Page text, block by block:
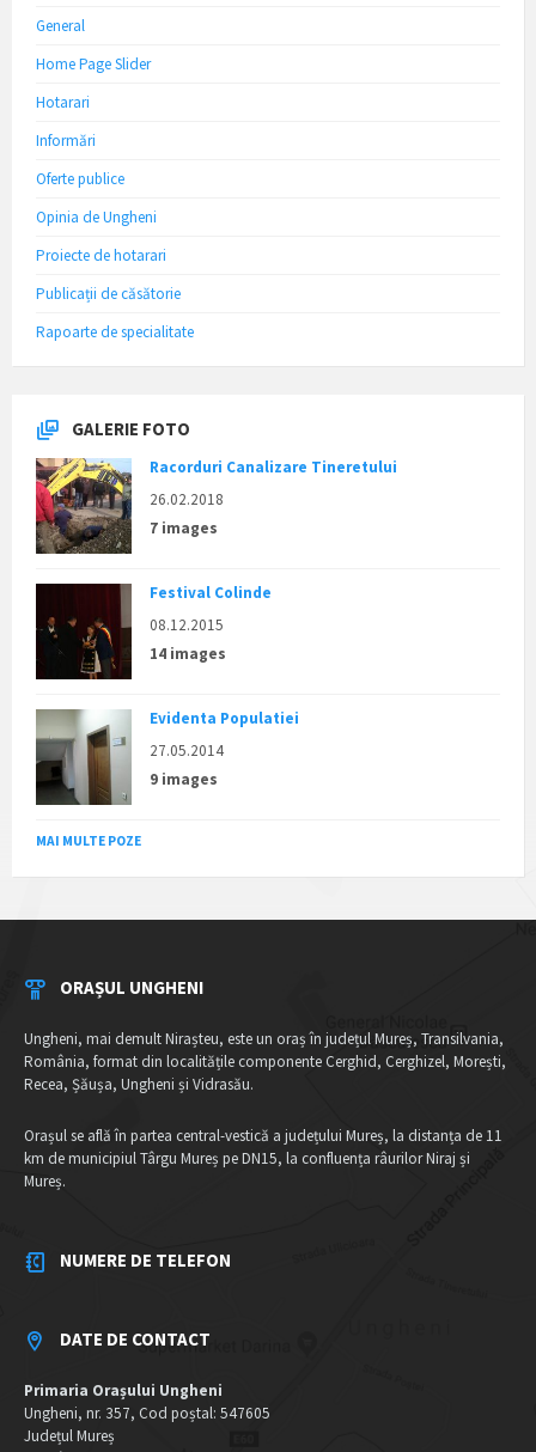
General
Home Page Slider
Hotarari
Informări
Oferte publice
Opinia de Ungheni
Proiecte de hotarari
Publicații de căsătorie
Rapoarte de specialitate
GALERIE FOTO
Racorduri Canalizare Tineretului
26.02.2018
7 images
Festival Colinde
08.12.2015
14 images
Evidenta Populatiei
27.05.2014
9 images
MAI MULTE POZE
ORAȘUL UNGHENI
Ungheni, mai demult Nirașteu, este un oraș în județul Mureș, Transilvania,
România, format din localitățile componente Cerghid, Cerghizel, Morești,
Recea, Șăușa, Ungheni și Vidrasău.
Orașul se află în partea central-vestică a județului Mureș, la distanța de 11
km de municipiul Târgu Mureș pe DN15, la confluența râurilor Niraj și
Mureș.
NUMERE DE TELEFON
DATE DE CONTACT
Primaria Orașului Ungheni
Ungheni, nr. 357, Cod poștal: 547605
Județul Mureș